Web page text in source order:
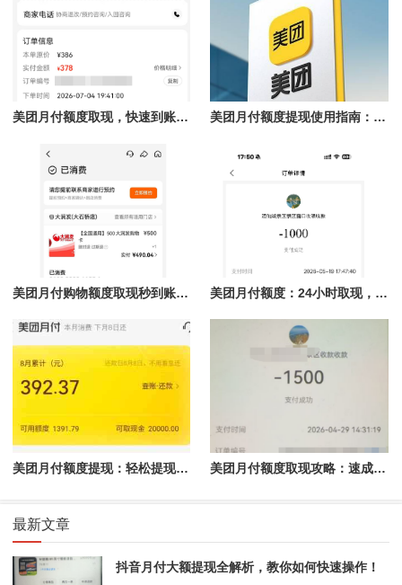
美团月付额度取现，快速到账的秘笈！ 美团月付额度提现使用指南：理性认识到账时间与合规操作
美团月付购物额度取现秒到账，轻松享受购物体验 美团月付额度：24小时取现，商家急速回款的最佳选择
美团月付额度提现：轻松提现，省心又省力 美团月付额度取现攻略：速成指南助你轻松提现
最新文章
抖音月付大额提现全解析，教你如何快速操作！